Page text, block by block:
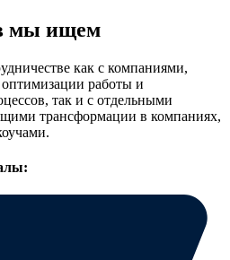
мы ищем
как с компаниями,
работы и
так и с отдельными
трансформации в компаниях,